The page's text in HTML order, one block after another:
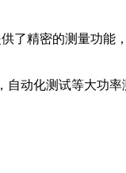
了精密的测量功能
动化测试等大功率